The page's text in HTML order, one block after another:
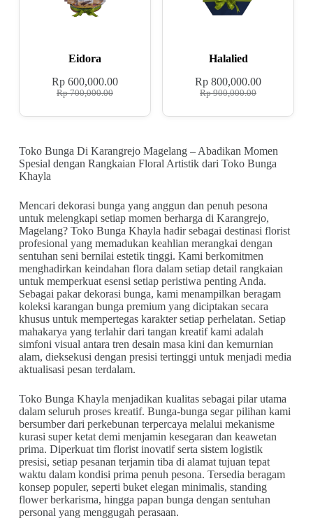
Eidora
Rp700,000.00
Rp600,000.00
Halalied
Rp900,000.00
Rp 800,000.00
Toko Bunga Di Karangrejo Magelang – Abadikan Momen
Spesial dengan Rangkaian Floral Artistik dari Toko Bunga
Khayla
Mencari dekorasi bunga yang anggun dan penuh pesona
untuk melengkapi setiap momen berharga di Karangrejo,
Magelang? Toko Bunga Khayla hadir sebagai destinasi florist
profesional yang memadukan keahlian merangkai dengan
sentuhan seni bernilai estetik tinggi. Kami berkomitmen
menghadirkan keindahan flora dalam setiap detail rangkaian
untuk memperkuat esensi setiap peristiwa penting Anda.
Sebagai pakar dekorasi bunga, kami menampilkan beragam
koleksi karangan bunga premium yang diciptakan secara
khusus untuk mempertegas karakter setiap perhelatan. Setiap
mahakarya yang terlahir dari tangan kreatif kami adalah
simfoni visual antara tren desain masa kini dan kemurnian
alam, dieksekusi dengan presisi tertinggi untuk menjadi media
aktualisasi pesan terdalam.
Toko Bunga Khayla menjadikan kualitas sebagai pilar utama
dalam seluruh proses kreatif. Bunga-bunga segar pilihan kami
bersumber dari perkebunan terpercaya melalui mekanisme
kurasi super ketat demi menjamin kesegaran dan keawetan
prima. Diperkuat tim florist inovatif serta sistem logistik
presisi, setiap pesanan terjamin tiba di alamat tujuan tepat
waktu dalam kondisi prima penuh pesona. Tersedia beragam
konsep populer, seperti buket elegan minimalis, standing
flower berkarisma, hingga papan bunga dengan sentuhan
personal yang menggugah perasaan.